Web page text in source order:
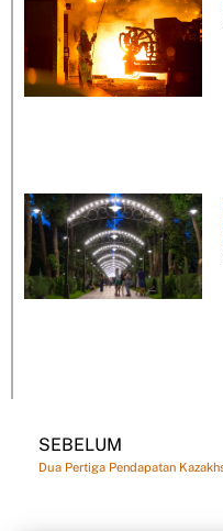
SEBELUM